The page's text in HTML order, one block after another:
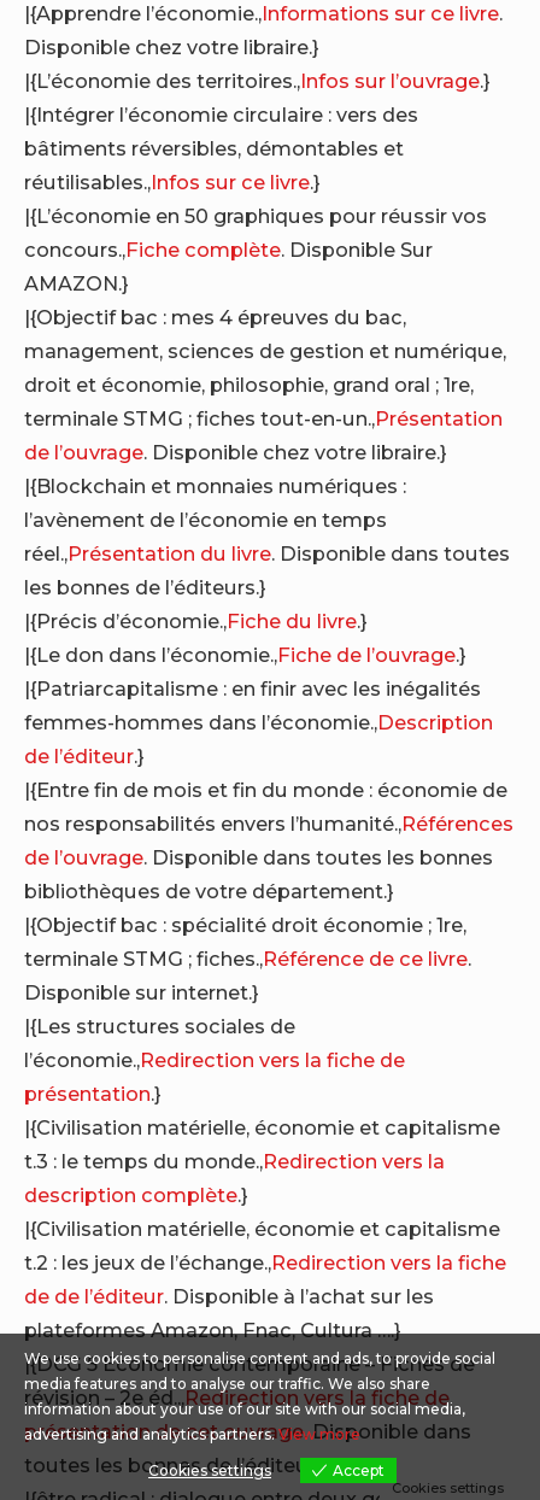
|{Apprendre l’économie.,Informations sur ce livre.
Disponible chez votre libraire.}
|{L’économie des territoires.,Infos sur l’ouvrage.}
|{Intégrer l’économie circulaire : vers des
bâtiments réversibles, démontables et
réutilisables.,Infos sur ce livre.}
|{L’économie en 50 graphiques pour réussir vos
concours.,Fiche complète. Disponible Sur
AMAZON.}
|{Objectif bac : mes 4 épreuves du bac,
management, sciences de gestion et numérique,
droit et économie, philosophie, grand oral ; 1re,
terminale STMG ; fiches tout-en-un.,Présentation
de l’ouvrage. Disponible chez votre libraire.}
|{Blockchain et monnaies numériques :
l’avènement de l’économie en temps
réel.,Présentation du livre. Disponible dans toutes
les bonnes de l’éditeurs.}
|{Précis d’économie.,Fiche du livre.}
|{Le don dans l’économie.,Fiche de l’ouvrage.}
|{Patriarcapitalisme : en finir avec les inégalités
femmes-hommes dans l’économie.,Description
de l’éditeur.}
|{Entre fin de mois et fin du monde : économie de
nos responsabilités envers l’humanité.,Références
de l’ouvrage. Disponible dans toutes les bonnes
bibliothèques de votre département.}
|{Objectif bac : spécialité droit économie ; 1re,
terminale STMG ; fiches.,Référence de ce livre.
Disponible sur internet.}
|{Les structures sociales de
l’économie.,Redirection vers la fiche de
présentation.}
|{Civilisation matérielle, économie et capitalisme
t.3 : le temps du monde.,Redirection vers la
description complète.}
|{Civilisation matérielle, économie et capitalisme
t.2 : les jeux de l’échange.,Redirection vers la fiche
de de l’éditeur. Disponible à l’achat sur les
plateformes Amazon, Fnac, Cultura ….}
|{DCG 5 Economie contemporaine – Fiches de
révision – 2e éd..,Redirection vers la fiche de
présentation de cet ouvrage. Disponible dans
toutes les bonnes de l’éditeurs.}
We use cookies to personalise content and ads, to provide social
media features and to analyse our traffic. We also share
information about your use of our site with our social media,
advertising and analytics partners.View more
Cookies settings
Accept
Cookies settings